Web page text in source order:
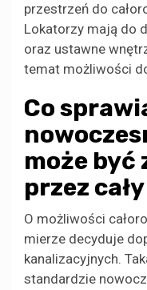
przestrzeń do
Lokatorzy mają do
oraz ustawne
temat możliwości
Co
może być
przez
O możliwości
mierze decyduje
kanalizacyjnych.
standardzie